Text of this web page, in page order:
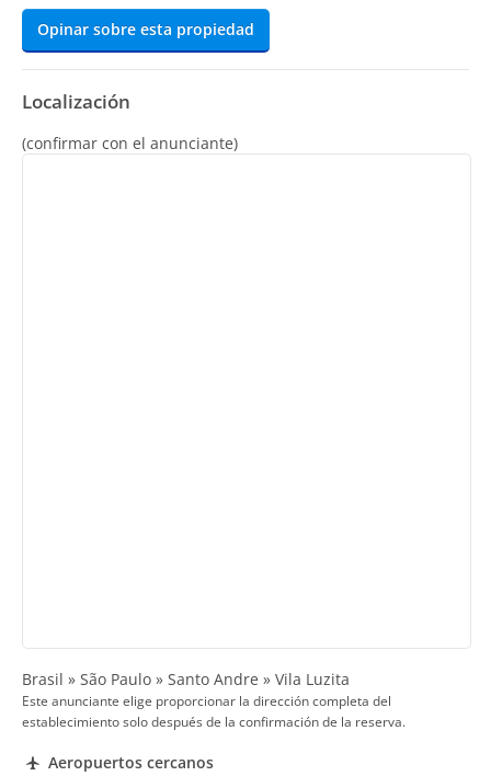
Opinar sobre esta propiedad
Localización
(confirmar con el anunciante)
Brasil » São Paulo » Santo Andre » Vila Luzita
Este anunciante elige proporcionar la dirección completa del
establecimiento solo después de la confirmación de la reserva.
Aeropuertos cercanos